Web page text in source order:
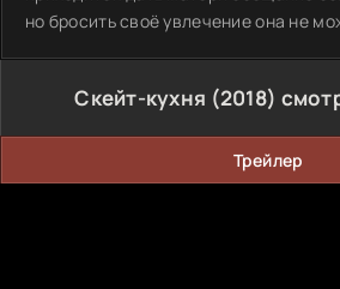
но бросить своё увлечение она не
Скейт-кухня (2018)
Трейлер